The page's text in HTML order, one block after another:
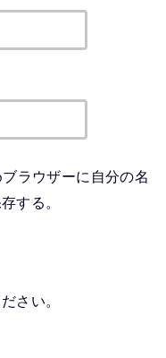
ラウザーに自分の名
する。
さい。